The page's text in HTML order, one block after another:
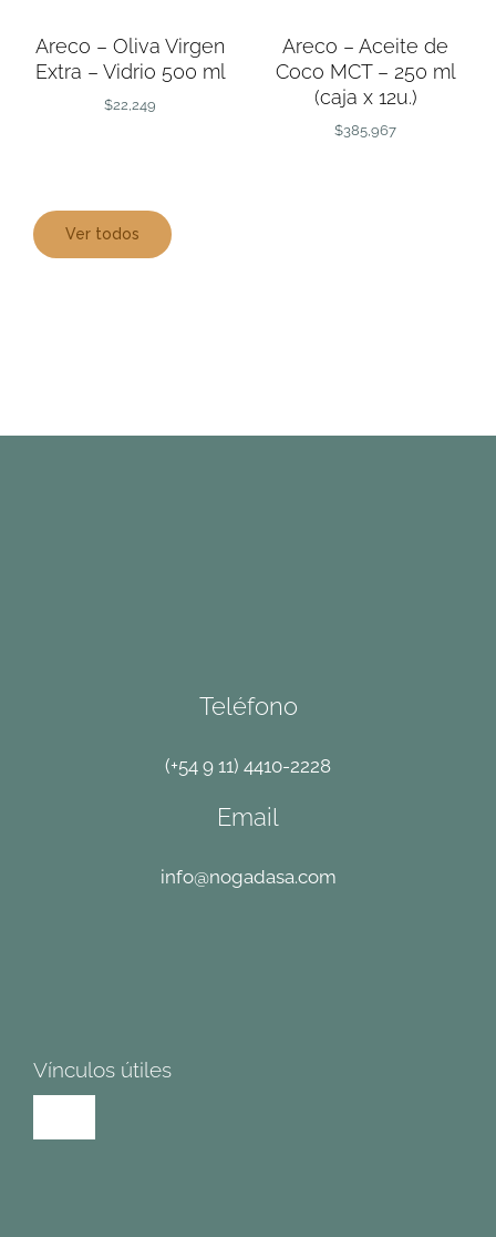
DETALLES
Areco – Oliva Virgen
Extra – Vidrio 500 ml
$22,249
DETALLES
Areco – Aceite de
Coco MCT – 250 ml
(caja x 12u.)
$385,967
Ver todos
Teléfono
(+54 9 11) 4410-2228
Email
info@nogadasa.com
Vínculos útiles